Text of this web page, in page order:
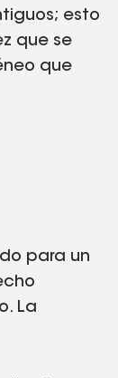
esto
que se
que
para un
La